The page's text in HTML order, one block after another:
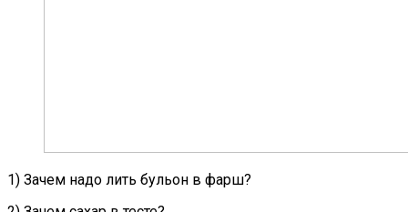
1) Зачем надо лить бульон в фарш?